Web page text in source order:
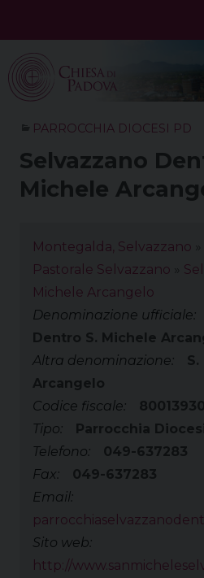
PARROCCHIA DIOCESI PD
Selvazzano
Michele
Montegalda, Selvazzano
Pastorale Selvazzano
Michele Arcangelo
Denominazione ufficiale:
Dentro S. Michele
Altra denominazione:
Arcangelo
Codice fiscale:
Tipo:
Parrocchia
Telefono:
049-637283
Fax:
049-637283
Email:
Sito web:
http://